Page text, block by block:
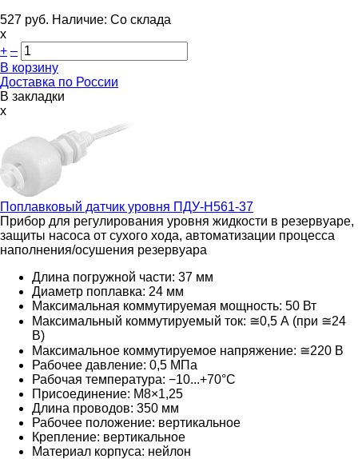
527 руб. Наличие: Со склада
х
+ –
В корзину
Доставка по России
В закладки
x
Поплавковый датчик уровня ПДУ-Н561-37
Прибор для регулирования уровня жидкости в резервуаре,
защиты насоса от сухого хода, автоматизации процесса
наполнения/осушения резервуара
Длина погружной части: 37 мм
Диаметр поплавка: 24 мм
Максимальная коммутируемая мощность: 50 Вт
Максимальный коммутируемый ток: ≅0,5 А (при ≅24
В)
Максимальное коммутируемое напряжение: ≅220 В
Рабочее давление: 0,5 МПа
Рабочая температура: −10...+70°С
Присоединение: М8×1,25
Длина проводов: 350 мм
Рабочее положение: вертикальное
Крепление: вертикальное
Материал корпуса: нейлон